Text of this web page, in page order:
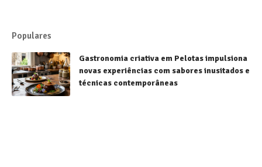
Populares
Gastronomia criativa em Pelotas impulsiona
novas experiências com sabores inusitados e
técnicas contemporâneas